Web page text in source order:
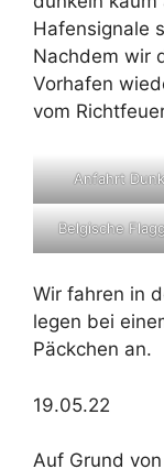
Hafensignale
Nachdem wir
Vorhafen
vom
Anfahrt
Belgische
Wir fahren in
legen bei
Päckchen an.
19.05.22
Auf Grund